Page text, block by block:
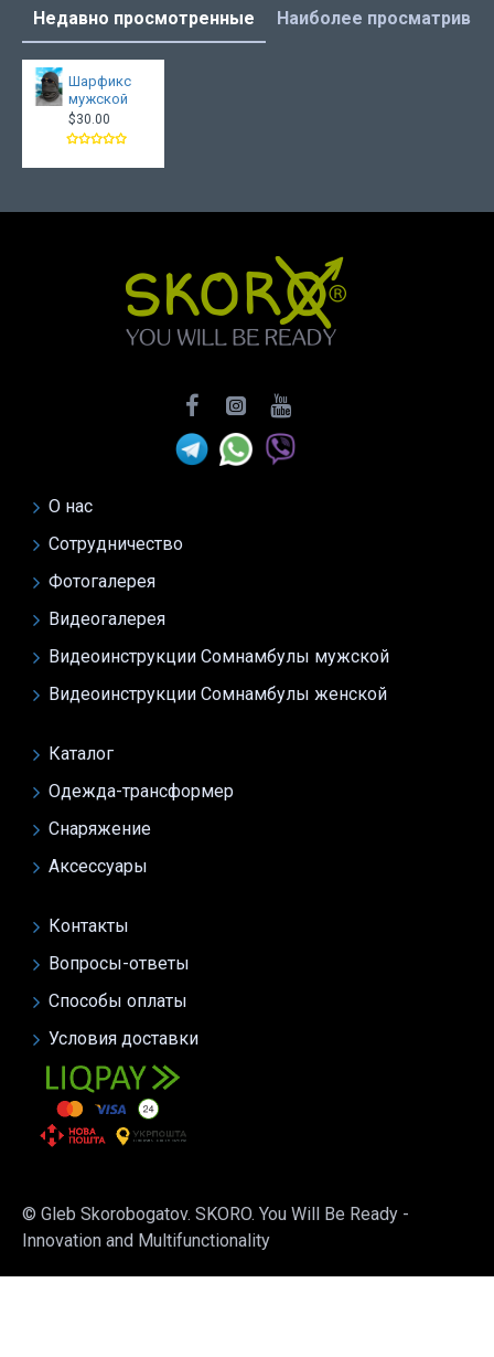
Недавно просмотренные Наиболее
Шарфикс
мужской
$30.00
О нас
Сотрудничество
Фотогалерея
Видеогалерея
Видеоинструкции Сомнамбулы мужской
Видеоинструкции Сомнамбулы женской
Каталог
Одежда-трансформер
Снаряжение
Аксессуары
Контакты
Вопросы-ответы
Способы оплаты
Условия доставки
© Gleb Skorobogatov. SKORO. You Will Be Ready -
Innovation and Multifunctionality